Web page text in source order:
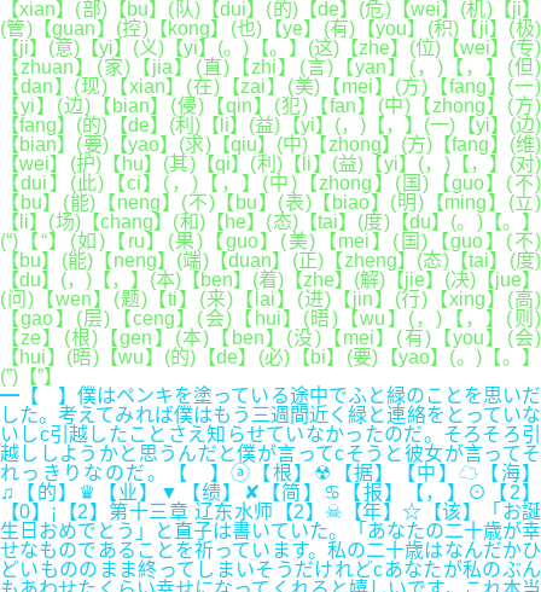
【xian】(部)【bu】(队)【dui】(的)【de】(危)【wei】(机)【ji】
(管)【guan】(控)【kong】(也)【ye】(有)【you】(积)【ji】(极)
【ji】(意)【yi】(义)【yi】(。)【。】(这)【zhe】(位)【wei】(专)
【zhuan】(家)【jia】(直)【zhi】(言)【yan】(，)【，】(但)
【dan】(现)【xian】(在)【zai】(美)【mei】(方)【fang】(一)
【yi】(边)【bian】(侵)【qin】(犯)【fan】(中)【zhong】(方)
【fang】(的)【de】(利)【li】(益)【yi】(，)【，】(一)【yi】(边)
【bian】(要)【yao】(求)【qiu】(中)【zhong】(方)【fang】(维)
【wei】(护)【hu】(其)【qi】(利)【li】(益)【yi】(，)【，】(对)
【dui】(此)【ci】(，)【，】(中)【zhong】(国)【guo】(不)
【bu】(能)【neng】(不)【bu】(表)【biao】(明)【ming】(立)
【li】(场)【chang】(和)【he】(态)【tai】(度)【du】(。)【。】
(“)【“】(如)【ru】(果)【guo】(美)【mei】(国)【guo】(不)
【bu】(能)【neng】(端)【duan】(正)【zheng】(态)【tai】(度)
【du】(，)【，】(本)【ben】(着)【zhe】(解)【jie】(决)【jue】
(问)【wen】(题)【ti】(来)【lai】(进)【jin】(行)【xing】(高)
【gao】(层)【ceng】(会)【hui】(晤)【wu】(，)【，】(则)
【ze】(根)【gen】(本)【ben】(没)【mei】(有)【you】(会)
【hui】(晤)【wu】(的)【de】(必)【bi】(要)【yao】(。)【。】
(”)【”】
━【 】僕はペンキを塗っている途中でふと緑のことを思いだ
した。考えてみれば僕はもう三週間近く緑と連絡をとっていな
いしc引越したことさえ知らせていなかったのだ。そろそろ引
越ししようかと思うんだと僕が言ってcそうと彼女が言ってそ
れっきりなのだ。【 】ⓐ【根】☢【据】【中】☁【海】
♫【的】♛【业】▼【绩】✘【简】♋【报】【，】⊙【2】
【0】¡【2】第十三章 辽东水师【2】☠【年】☆【该】「お誕
生日おめでとう」と直子は書いていた。「あなたの二十歳が幸
せなものであることを祈っています。私の二十歳はなんだかひ
どいもののまま終ってしまいそうだけれどcあなたが私のぶん